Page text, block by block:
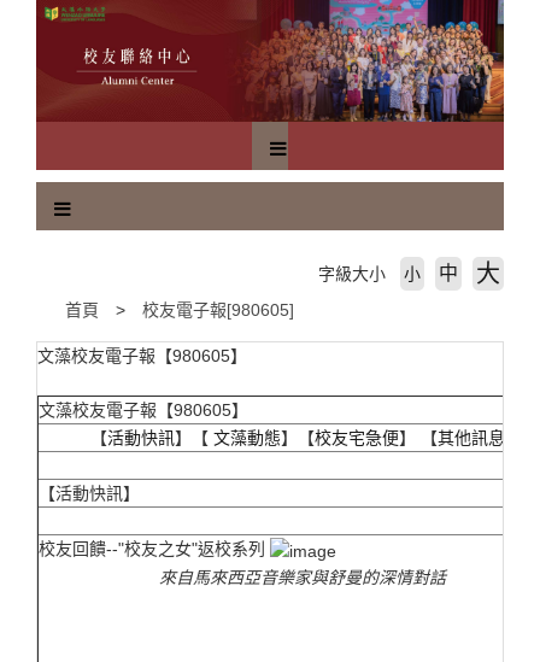
首頁 校友電子報[980605]
字級大小 小 中 大
文藻校友電子報【980605】
文藻校友電子報【980605】
【活動快訊】【 文藻動態】【校友宅急便】 【其他訊息
【活動快訊】
校友回饋--"校友之女"返校系列
來自馬來西亞音樂家與舒曼的深情對話